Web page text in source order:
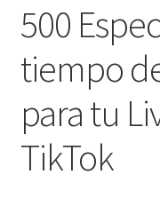
500
tiempo
para tu
TikTok